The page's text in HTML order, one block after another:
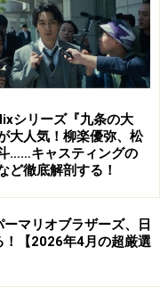
シリーズ『九条の大
大人気！柳楽優弥、松
……キャスティングの
ど徹底解剖する！
マリオブラザーズ、日
！【2026年4月の超厳選